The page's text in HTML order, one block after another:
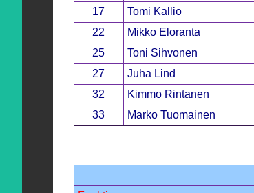
17
Tomi Kallio
22
Mikko Eloranta
25
Toni Sihvonen
27
Juha Lind
32
Kimmo Rintanen
33
Marko Tuomainen